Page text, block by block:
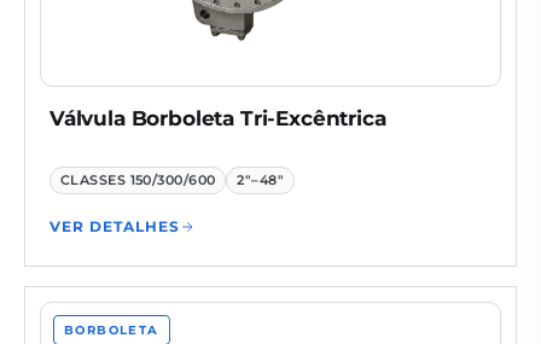
Válvula Borboleta Tri-Excêntrica
CLASSES 150/300/600 2"–48"
VER DETALHES
BORBOLETA